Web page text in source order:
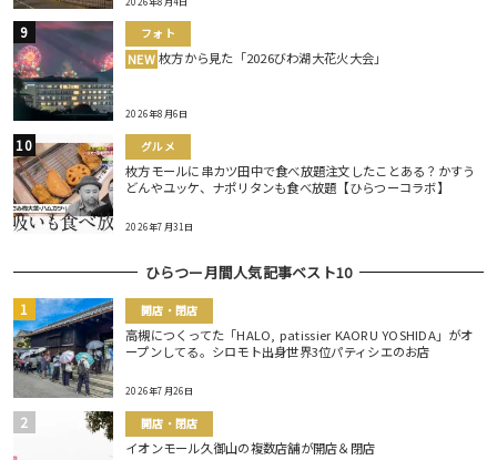
フォト
NEW 枚方から見た「2026びわ湖大花火大会」
2026年8月6日
グルメ
枚方モールに串カツ田中で食べ放題注文したことある？かすう
どんやユッケ、ナポリタンも食べ放題【ひらつーコラボ】
2026年7月31日
ひらつー月間人気記事ベスト10
開店・閉店
高槻につくってた「HALO, patissier KAORU YOSHIDA」がオ
ープンしてる。シロモト出身世界3位パティシエのお店
2026年7月26日
開店・閉店
イオンモール久御山の複数店舗が開店＆閉店